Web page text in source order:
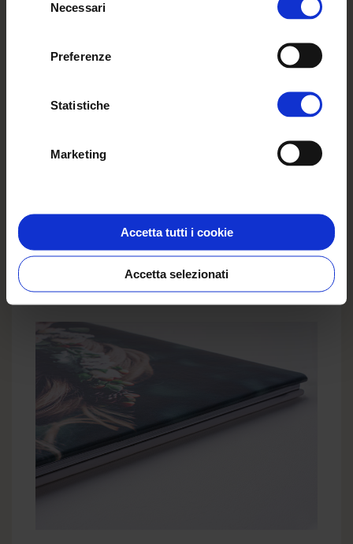
Necessari
Preferenze
Statistiche
Marketing
Accetta tutti i cookie
Accetta selezionati
FOTOLIBRO PREMIUM
Scegli il modello